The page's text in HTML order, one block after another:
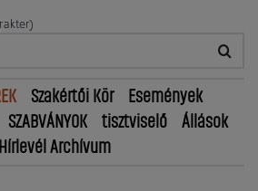
Szakértői Kör
Események
SZABVÁNYOK tisztviselő
Állások
Hírlevél Archívum